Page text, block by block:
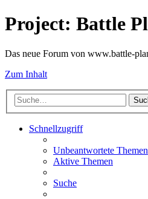
Project: Battle
Das neue Forum von www.battle-
Zum Inhalt
Schnellzugriff
Unbeantwortete Themen
Aktive Themen
Suche